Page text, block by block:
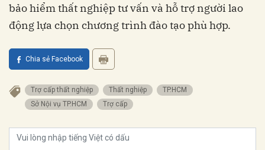
bảo hiểm thất nghiệp tư vấn và hỗ trợ người lao
động lựa chọn chương trình đào tạo phù hợp.
Chia sẻ Facebook
Trợ cấp thất nghiệp Thất nghiệp
TP.HCM
Sở Nội vụ TP.HCM
Trợ cấp